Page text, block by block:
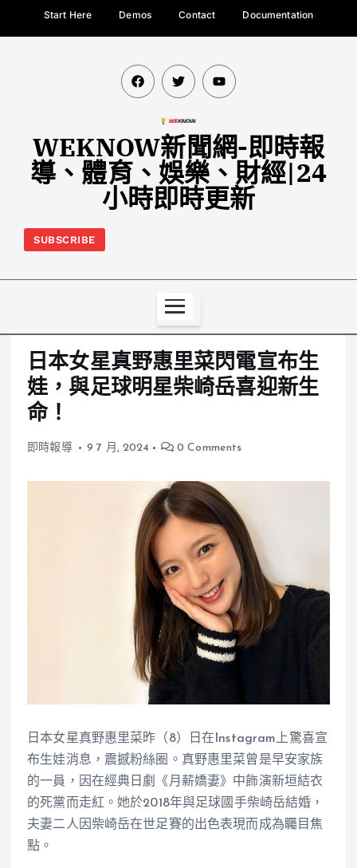
Start Here Demos Contact Documentation
WEKNOW新聞網-即時報
導、體育、娛樂、財經|24
小時即時更新
SUBSCRIBE
日本女星真野惠里菜閃電宣布生
娃，與足球明星柴崎岳喜迎新生
命！
即時報導 9 7 月, 2024 0 Comments
日本女星真野惠里菜昨（8）日在Instagram上驚喜宣
布生娃消息，震撼粉絲圈。真野惠里菜曾是早安家族
的一員，因在經典日劇《月薪嬌妻》中飾演新垣結衣
的死黨而走紅。她於2018年與足球國手柴崎岳結婚，
夫妻二人因柴崎岳在世足賽的出色表現而成為矚目焦
點。